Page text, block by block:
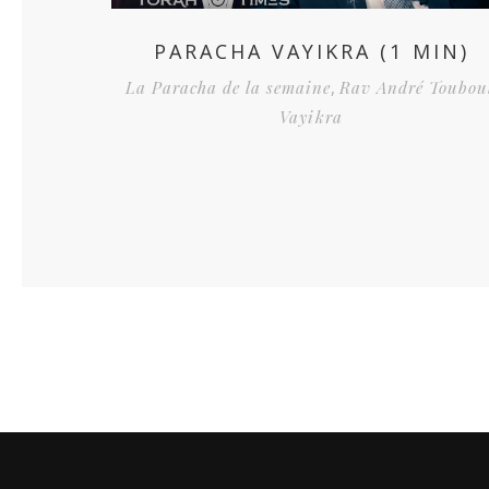
PARACHA VAYIKRA (1 MIN)
La Paracha de la semaine, Rav André
Vayikra